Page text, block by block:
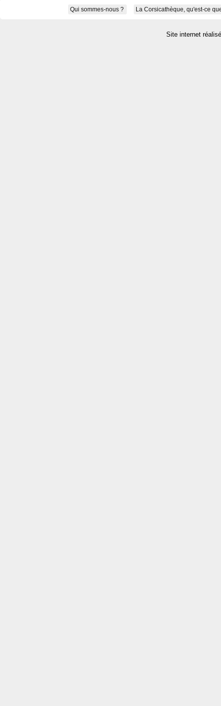
Qui sommes-nous ? La Corsicathèque, qu'est-ce
Site internet